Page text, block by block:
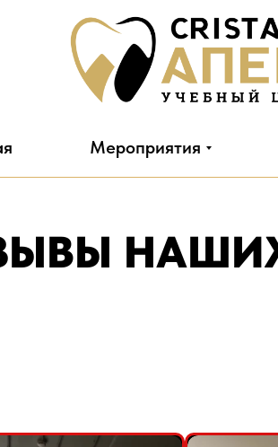
Мероприятия